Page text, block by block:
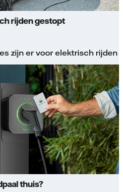
rijden gestopt
zijn er voor elektrisch rijden
thuis?